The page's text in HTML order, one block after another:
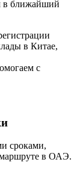
в ближайший
в Китае,
с
сроками,
в ОАЭ.